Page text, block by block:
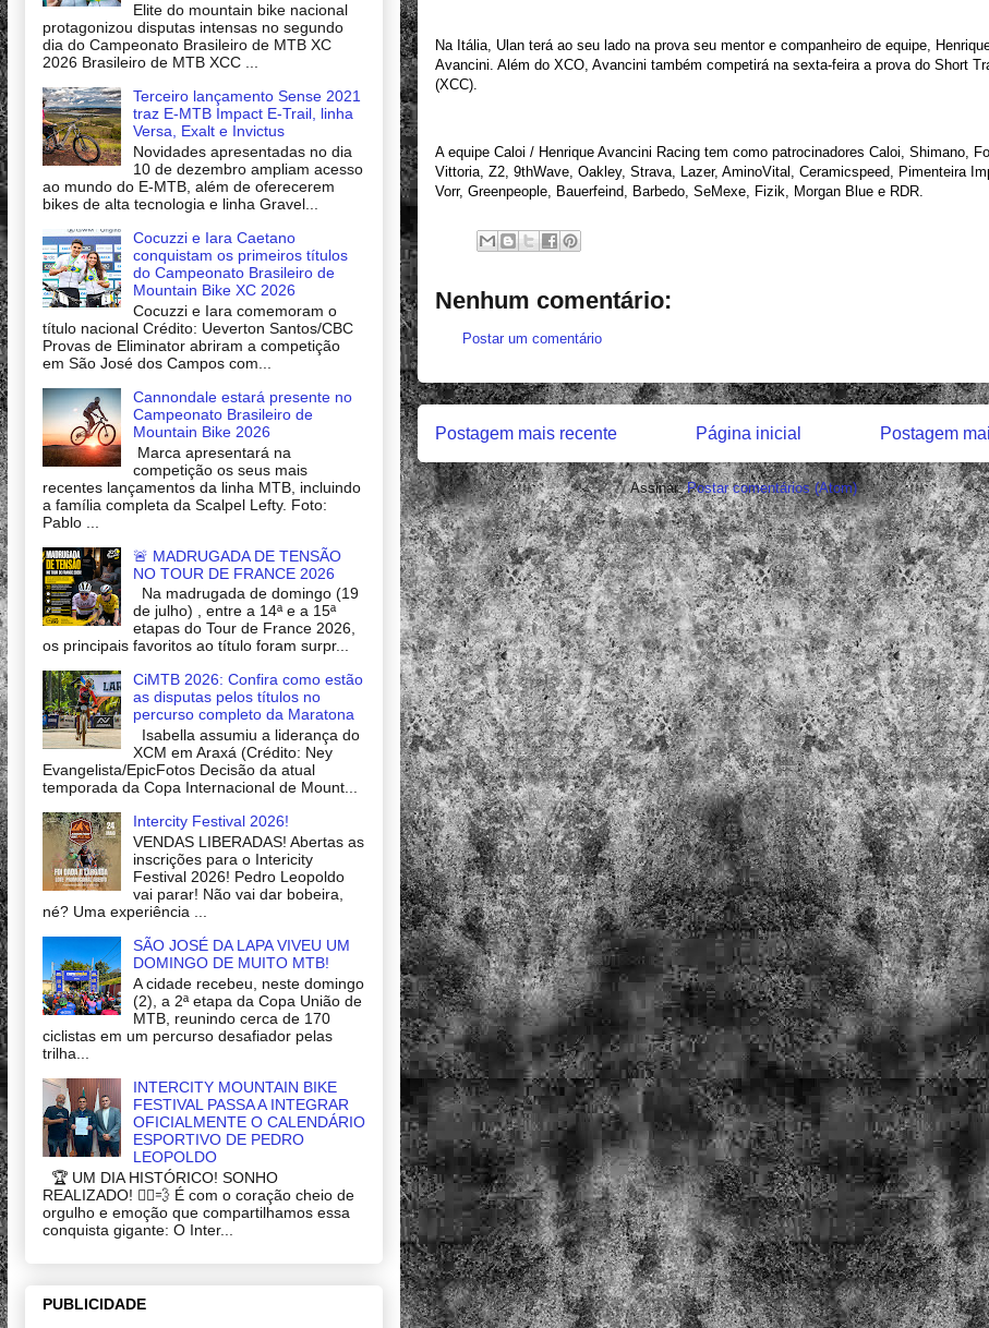
Na Itália, Ulan terá ao seu lado na prova seu mentor e companheiro de equipe,
Avancini. Além do XCO, Avancini também competirá na sexta-feira a prova do Short
(XCC).
A equipe Caloi / Henrique Avancini Racing tem como patrocinadores Caloi, Shimano,
Vittoria, Z2, 9thWave, Oakley, Strava, Lazer, AminoVital, Ceramicspeed, Pimenteira
Vorr, Greenpeople, Bauerfeind, Barbedo, SeMexe, Fizik, Morgan Blue e RDR.
Nenhum comentário:
Postar um comentário
Postagem mais recente Postagem
Página inicial
Assinar:Postar comentários (Atom)
Elite do mountain bike nacional
protagonizou disputas intensas no segundo
dia do Campeonato Brasileiro de MTB XC
2026 Brasileiro de MTB XCC ...
Terceiro lançamento Sense 2021
traz E-MTB Impact E-Trail, linha
Versa, Exalt e Invictus
Novidades apresentadas no dia
10 de dezembro ampliam acesso
ao mundo do E-MTB, além de oferecerem
bikes de alta tecnologia e linha Gravel...
Cocuzzi e Iara Caetano
conquistam os primeiros títulos
do Campeonato Brasileiro de
Mountain Bike XC 2026
Cocuzzi e Iara comemoram o
título nacional Crédito: Ueverton Santos/CBC
Provas de Eliminator abriram a competição
em São José dos Campos com...
Cannondale estará presente no
Campeonato Brasileiro de
Mountain Bike 2026
Marca apresentará na
competição os seus mais
recentes lançamentos da linha MTB, incluindo
a família completa da Scalpel Lefty. Foto:
Pablo ...
🚨 MADRUGADA DE TENSÃO
NO TOUR DE FRANCE 2026
Na madrugada de domingo (19
de julho) , entre a 14ª e a 15ª
etapas do Tour de France 2026,
os principais favoritos ao título foram surpr...
CiMTB 2026: Confira como estão
as disputas pelos títulos no
percurso completo da Maratona
Isabella assumiu a liderança do
XCM em Araxá (Crédito: Ney
Evangelista/EpicFotos Decisão da atual
temporada da Copa Internacional de Mount...
Intercity Festival 2026!
VENDAS LIBERADAS! Abertas as
inscrições para o Intericity
Festival 2026! Pedro Leopoldo
vai parar! Não vai dar bobeira,
né? Uma experiência ...
SÃO JOSÉ DA LAPA VIVEU UM
DOMINGO DE MUITO MTB!
A cidade recebeu, neste domingo
(2), a 2ª etapa da Copa União de
MTB, reunindo cerca de 170
ciclistas em um percurso desafiador pelas
trilha...
INTERCITY MOUNTAIN BIKE
FESTIVAL PASSA A INTEGRAR
OFICIALMENTE O CALENDÁRIO
ESPORTIVO DE PEDRO
LEOPOLDO
🏆 UM DIA HISTÓRICO! SONHO
REALIZADO! 🚴‍♂️💨 É com o coração cheio de
orgulho e emoção que compartilhamos essa
conquista gigante: O Inter...
PUBLICIDADE